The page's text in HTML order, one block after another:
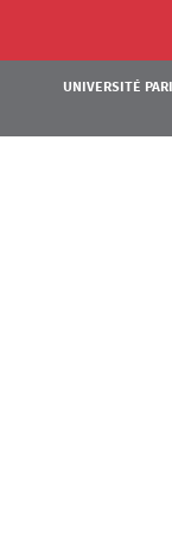
Pied de page Assas
UNIVERSITÉ